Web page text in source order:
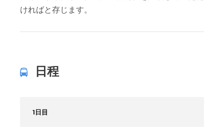
ければと存じます。
日程
1日目